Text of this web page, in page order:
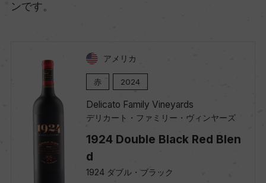
ンです。
アメリカ
赤 2024
Delicato Family Vineyards
デリカート・ファミリー・ヴィンヤーズ
1924 Double Black Red Blen
d
1924 ダブル・ブラック